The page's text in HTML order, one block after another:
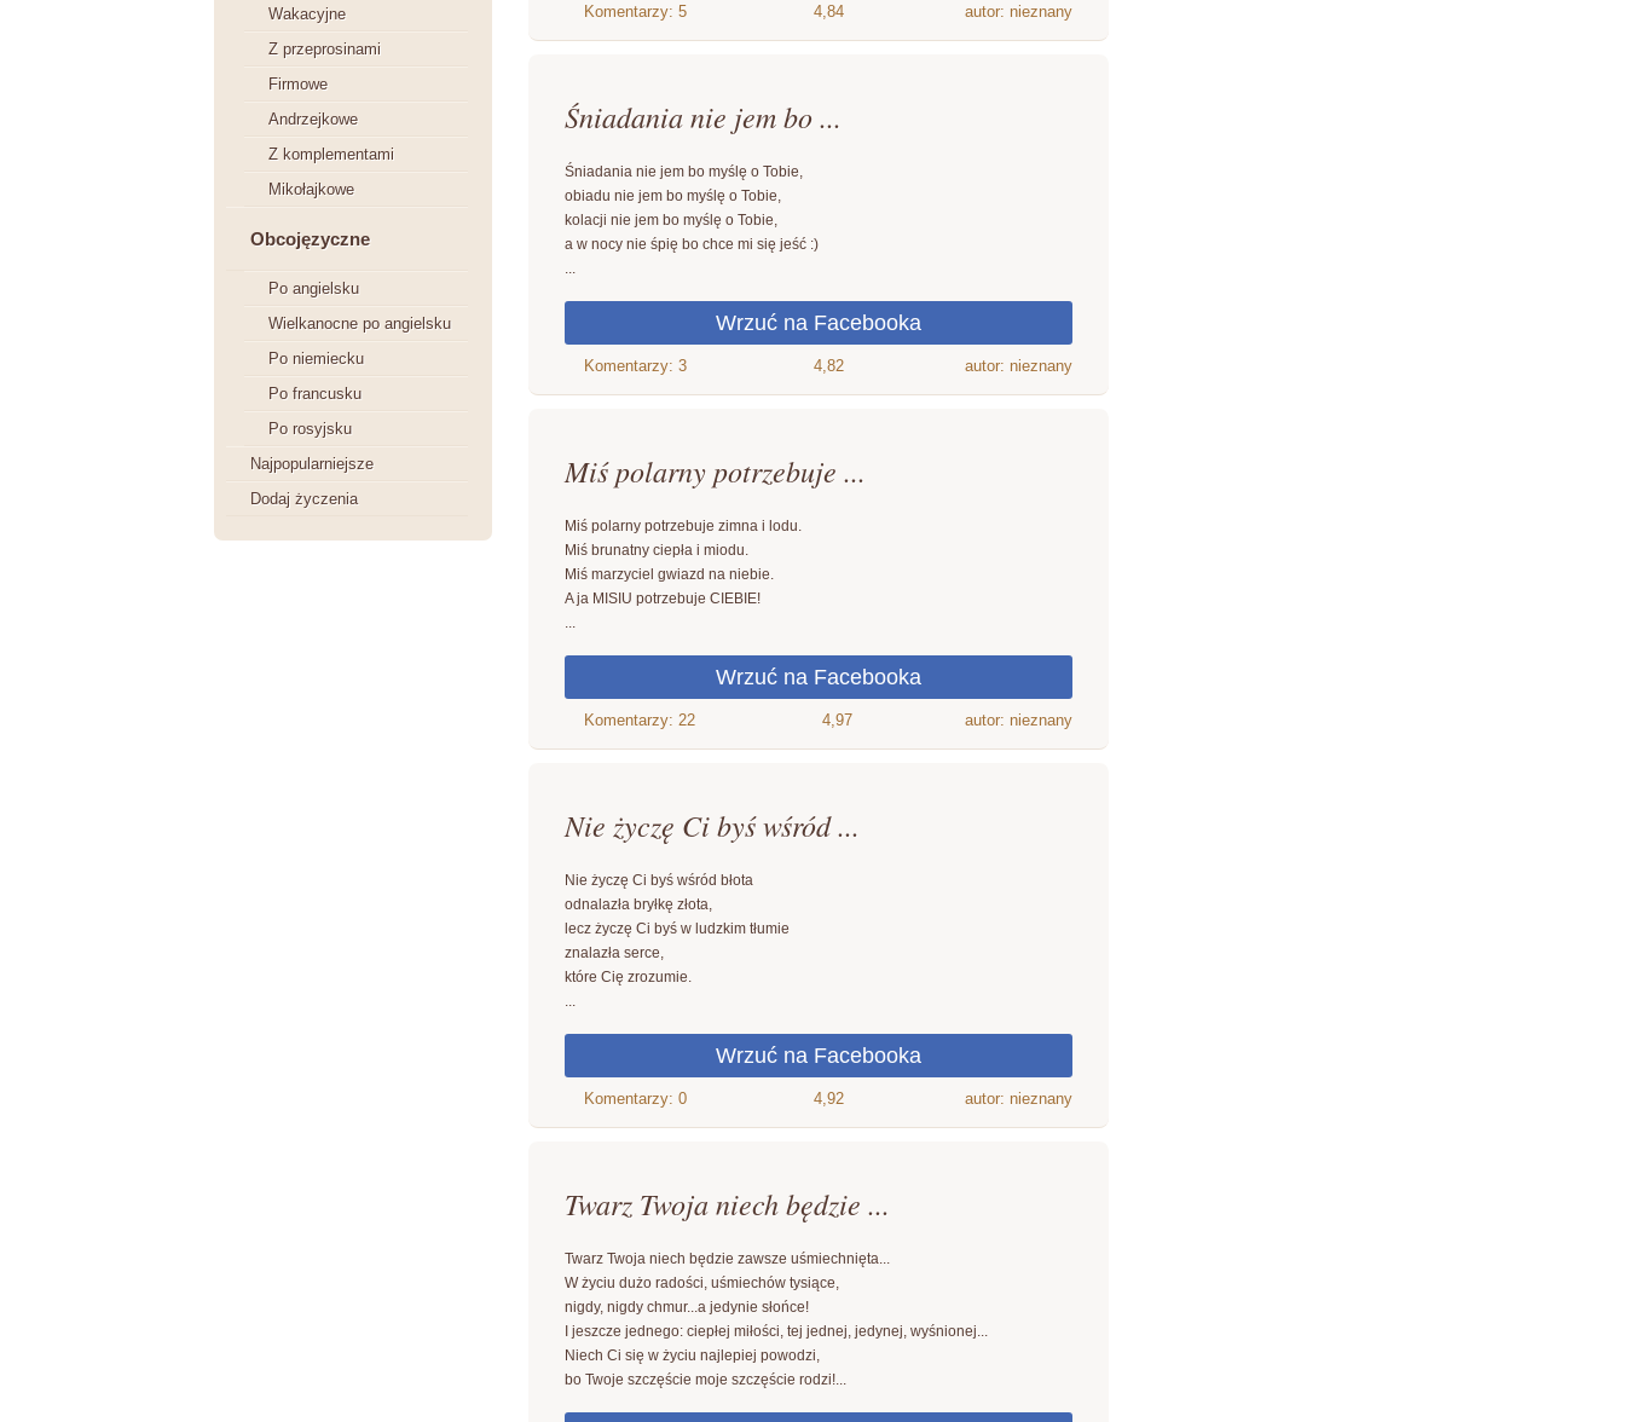
Wakacyjne
Z przeprosinami
Firmowe
Andrzejkowe
Z komplementami
Mikołajkowe
Obcojęzyczne
Po angielsku
Wielkanocne po angielsku
Po niemiecku
Po francusku
Po rosyjsku
Najpopularniejsze
Dodaj życzenia
4,84 autor: nieznany
Śniadania nie jem bo ...
Śniadania nie jem bo myślę o Tobie,
obiadu nie jem bo myślę o Tobie,
kolacji nie jem bo myślę o Tobie,
a w nocy nie śpię bo chce mi się jeść :)
...
4,82 autor: nieznany
Miś polarny potrzebuje ...
Miś polarny potrzebuje zimna i lodu.
Miś brunatny ciepła i miodu.
Miś marzyciel gwiazd na niebie.
A ja MISIU potrzebuje CIEBIE!
...
4,97 autor: nieznany
Nie życzę Ci byś wśród ...
Nie życzę Ci byś wśród błota
odnalazła bryłkę złota,
lecz życzę Ci byś w ludzkim tłumie
znalazła serce,
które Cię zrozumie.
...
4,92 autor: nieznany
Twarz Twoja niech będzie ...
Twarz Twoja niech będzie zawsze uśmiechnięta...
W życiu dużo radości, uśmiechów tysiące,
nigdy, nigdy chmur...a jedynie słońce!
I jeszcze jednego: ciepłej miłości, tej jednej, jedynej, wyśnionej...
Niech Ci się w życiu najlepiej powodzi,
bo Twoje szczęście moje szczęście rodzi!...